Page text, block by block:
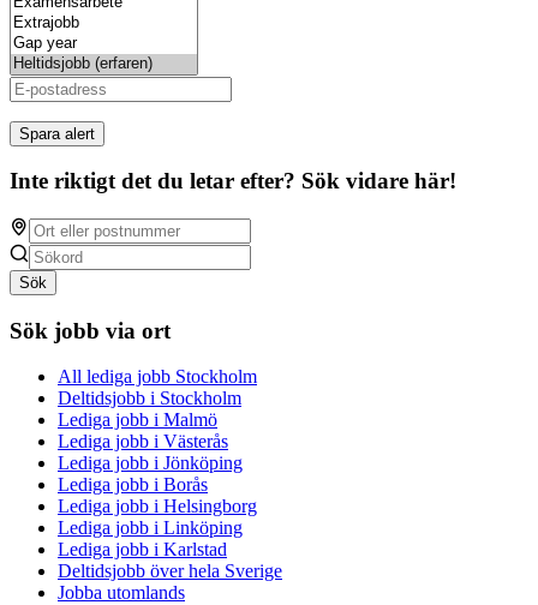
Spara alert
Inte riktigt det du letar efter? Sök vidare här!
Sök
Sök jobb via ort
All lediga jobb Stockholm
Deltidsjobb i Stockholm
Lediga jobb i Malmö
Lediga jobb i Västerås
Lediga jobb i Jönköping
Lediga jobb i Borås
Lediga jobb i Helsingborg
Lediga jobb i Linköping
Lediga jobb i Karlstad
Deltidsjobb över hela Sverige
Jobba utomlands